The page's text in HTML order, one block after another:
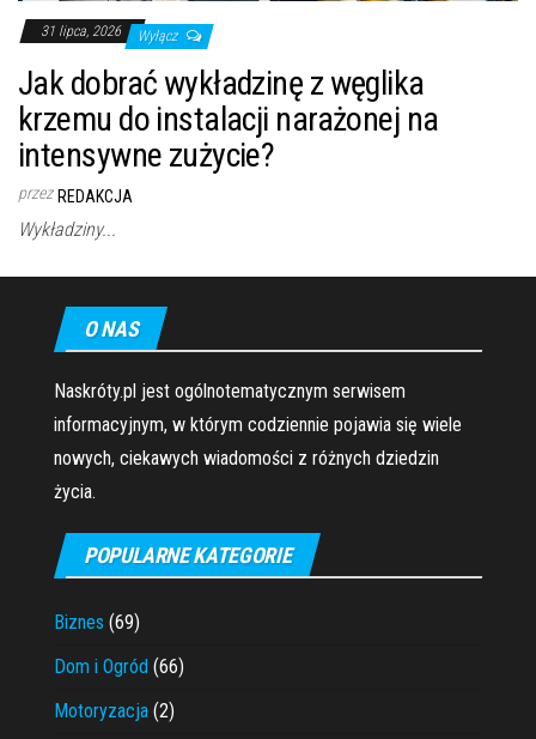
31 lipca, 2026 Wyłącz
Jak dobrać wykładzinę z węglika
krzemu do instalacji narażonej na
intensywne zużycie?
przez REDAKCJA
Wykładziny...
O NAS
Naskróty.pl jest ogólnotematycznym serwisem
informacyjnym, w którym codziennie pojawia się wiele
nowych, ciekawych wiadomości z różnych dziedzin
życia.
POPULARNE KATEGORIE
Biznes (69)
Dom i Ogród (66)
Motoryzacja (2)